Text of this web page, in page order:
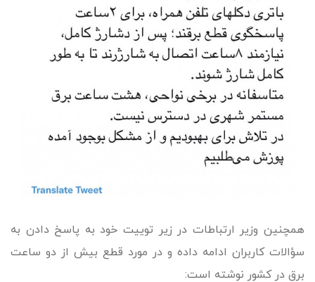
همچنین وزیر ارتباطات در زیر توییت خود به پاسخ‌ دادن به
سؤالات کاربران ادامه داده و در مورد قطع بیش از دو ساعت
برق در کشور نوشته است: